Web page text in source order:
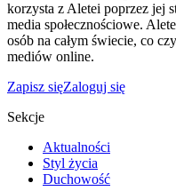
korzysta z Aletei poprzez jej
media społecznościowe.
osób na całym świecie, co
mediów online.
Zapisz sięZaloguj się
Sekcje
Aktualności
Styl życia
Duchowość